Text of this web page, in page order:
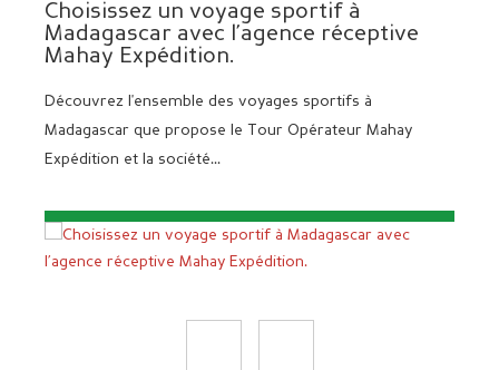
Choisissez un voyage sportif à
Madagascar avec l’agence réceptive
Mahay Expédition.
Découvrez l'ensemble des voyages sportifs à
Madagascar que propose le Tour Opérateur Mahay
Expédition et la société...